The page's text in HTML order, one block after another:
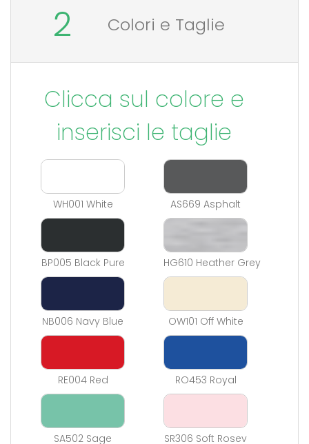
2 Colori e Taglie
Clicca sul colore e
inserisci le taglie
WH001 White AS669 Asphalt
BP005 Black Pure HG610 Heather Grey
NB006 Navy Blue OW101 Off White
RE004 Red RO453 Royal
SA502 Sage SR306 Soft Rosev